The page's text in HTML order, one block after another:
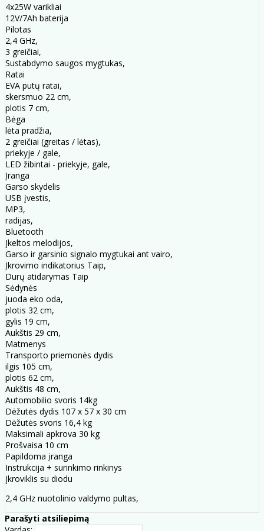
4x25W varikliai
12V/7Ah baterija
Pilotas
2,4 GHz,
3 greičiai,
Sustabdymo saugos mygtukas,
Ratai
EVA putų ratai,
skersmuo 22 cm,
plotis 7 cm,
Bėga
lėta pradžia,
2 greičiai (greitas / lėtas),
priekyje / gale,
LED žibintai - priekyje, gale,
Įranga
Garso skydelis
USB įvestis,
MP3,
radijas,
Bluetooth
Įkeltos melodijos,
Garso ir garsinio signalo mygtukai ant vairo,
Įkrovimo indikatorius Taip,
Durų atidarymas Taip
Sėdynės
juoda eko oda,
plotis 32 cm,
gylis 19 cm,
Aukštis 29 cm,
Matmenys
Transporto priemonės dydis
ilgis 105 cm,
plotis 62 cm,
Aukštis 48 cm,
Automobilio svoris 14kg
Dėžutės dydis 107 x 57 x 30 cm
Dėžutės svoris 16,4 kg
Maksimali apkrova 30 kg
Prošvaisa 10 cm
Papildoma įranga
Instrukcija + surinkimo rinkinys
Įkroviklis su diodu
2,4 GHz nuotolinio valdymo pultas,
Parašyti atsiliepimą